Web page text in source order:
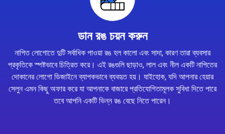
ডান রঙ চয়ন করুন
নাপিত লোগোতে দুটি সর্বাধিক পাওয়া রঙ হল কালো এবং সাদা, কারণ তারা ব্যবসার
প্রকৃতিকে স্পষ্টভাবে চিত্রিত করে। এই রঙগুলি ছাড়াও, লাল এবং নীল একটি নাপিতের
দোকানের লোগো ডিজাইনে ব্যাপকভাবে ব্যবহৃত হয়। যাইহোক, যদি আপনার হেয়ার
সেলুন এমন কিছু অফার করে যা আপনাকে বাজারে প্রতিযোগিতামূলক সুবিধা দিতে পারে
তবে আপনি একটি ভিন্ন রঙ বেছে নিতে পারেন।